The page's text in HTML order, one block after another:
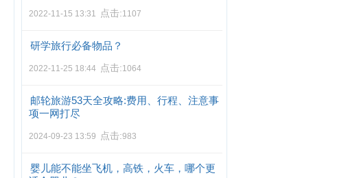
2022-11-15 13:31 点击:1107
研学旅行必备物品？
2022-11-25 18:44 点击:1064
邮轮旅游53天全攻略:费用、行程、注意事
项一网打尽
2024-09-23 13:59 点击:983
婴儿能不能坐飞机，高铁，火车，哪个更